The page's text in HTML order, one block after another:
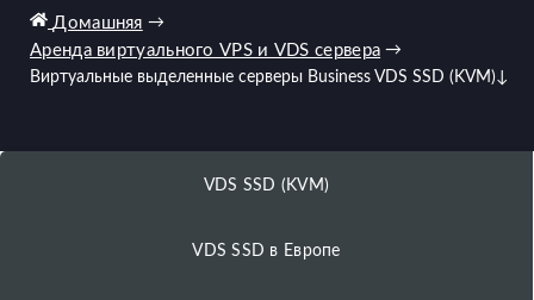
Домашняя →
Аренда виртуального VPS и VDS сервера →
Виртуальные выделенные серверы Business VDS SSD (KVM)↓
VDS SSD (KVM)
VDS SSD в Европе